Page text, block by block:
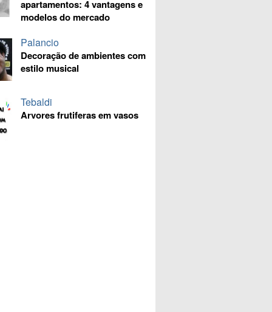
apartamentos: 4 vantagens e
modelos do mercado
Palancio
Decoração de ambientes com
estilo musical
Tebaldi
Arvores frutiferas em vasos